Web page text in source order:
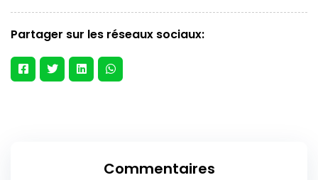
Partager sur les réseaux sociaux:
Commentaires